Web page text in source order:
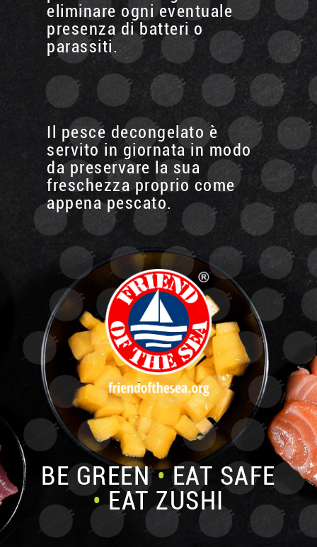
eliminare ogni eventuale
presenza di batteri o
parassiti.
Il pesce decongelato è
servito in giornata in modo
da preservare la sua
freschezza proprio come
appena pescato.
BE GREEN•EAT SAFE
•EAT ZUSHI